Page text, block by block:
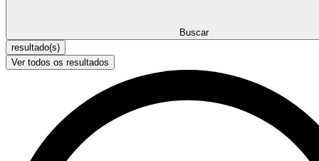
Buscar
resultado(s)
Ver todos os resultados